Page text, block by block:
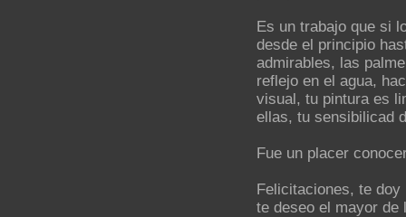
Es un trabajo que si
desde el principio
admirables, las
reflejo en el agua,
visual, tu pintura es
ellas, tu sensibilicad
Fue un placer
Felicitaciones, te
te deseo el mayor de